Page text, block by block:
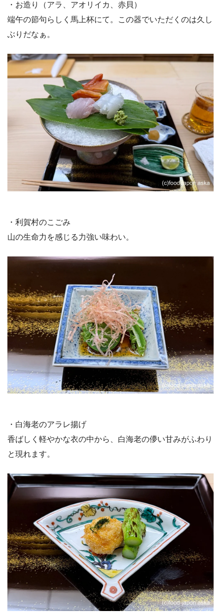
・お造り（アラ、アオリイカ、赤貝）
端午の節句らしく馬上杯にて。この器でいただくのは久し
ぶりだなぁ。
・利賀村のこごみ
山の生命力を感じる力強い味わい。
・白海老のアラレ揚げ
香ばしく軽やかな衣の中から、白海老の儚い甘みがふわり
と現れます。